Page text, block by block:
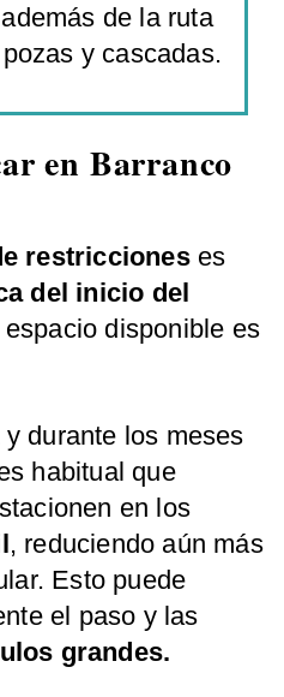
de la ruta
y cascadas.
en Barranco
restricciones es
del inicio del
disponible es
durante los meses
habitual que
en los
, reduciendo aún más
Esto puede
el paso y las
grandes.